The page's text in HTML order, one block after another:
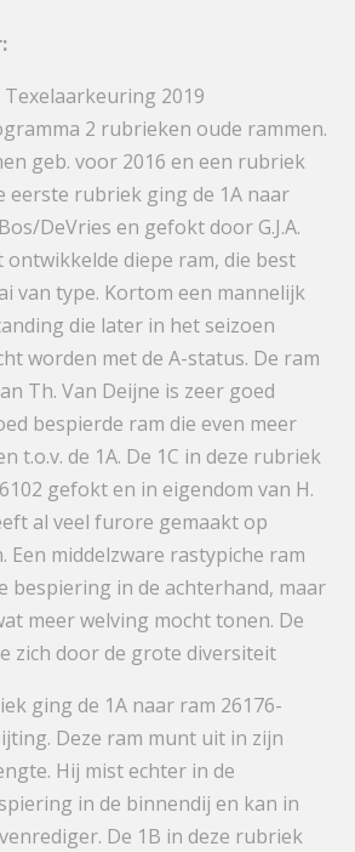
2019
2 rubrieken oude rammen.
geb. voor 2016 en een rubriek
eerste rubriek ging de 1A naar
DeVries en gefokt door G.J.A.
ontwikkelde diepe ram, die best
van type. Kortom een mannelijk
die later in het seizoen
worden met de A-status. De ram
Th. Van Deijne is zeer goed
bespierde ram die even meer
t.o.v. de 1A. De 1C in deze rubriek
gefokt en in eigendom van H.
al veel furore gemaakt op
Een middelzware rastypiche ram
bespiering in de achterhand, maar
meer welving mocht tonen. De
zich door de grote diversiteit
ging de 1A naar ram 26176-
Deze ram munt uit in zijn
Hij mist echter in de
in de binnendij en kan in
De 1B in deze rubriek